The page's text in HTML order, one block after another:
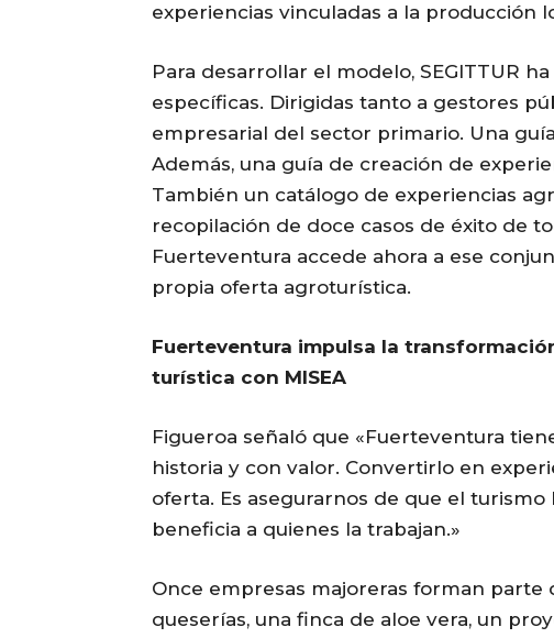
experiencias vinculadas a la producción
Para desarrollar el modelo, SEGITTUR
específicas. Dirigidas tanto a gestores
empresarial del sector primario. Una
Además, una guía de creación de
También un catálogo de experiencias
recopilación de doce casos de éxito de
Fuerteventura accede ahora a ese
propia oferta agroturística.
Fuerteventura impulsa la
turística con MISEA
Figueroa señaló que «Fuerteventura
historia y con valor. Convertirlo en
oferta. Es asegurarnos de que el
beneficia a quienes la trabajan.»
Once empresas majoreras forman parte
queserías, una finca de aloe vera, un